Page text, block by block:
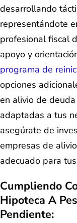
desarrollando
representándote
profesional fiscal
apoyo y
programa de
opciones
en alivio de
adaptadas a tus
asegúrate de
empresas de
adecuado para
Cumpliendo
Hipoteca A
Pendiente: